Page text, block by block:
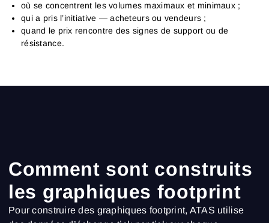
où se concentrent les volumes maximaux et minimaux ;
qui a pris l’initiative — acheteurs ou vendeurs ;
quand le prix rencontre des signes de support ou de
résistance.
Comment sont construits
les graphiques footprint
Pour construire des graphiques footprint, ATAS utilise